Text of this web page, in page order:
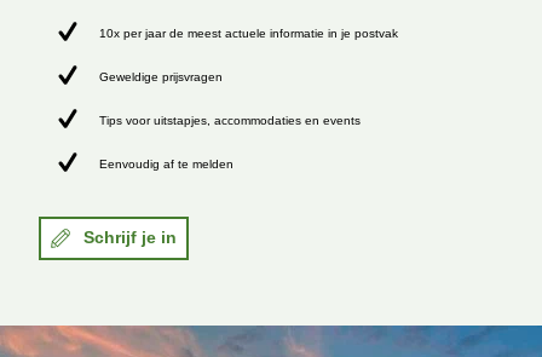
10x per jaar de meest actuele informatie in je postvak
Geweldige prijsvragen
Tips voor uitstapjes, accommodaties en events
Eenvoudig af te melden
Schrijf je in